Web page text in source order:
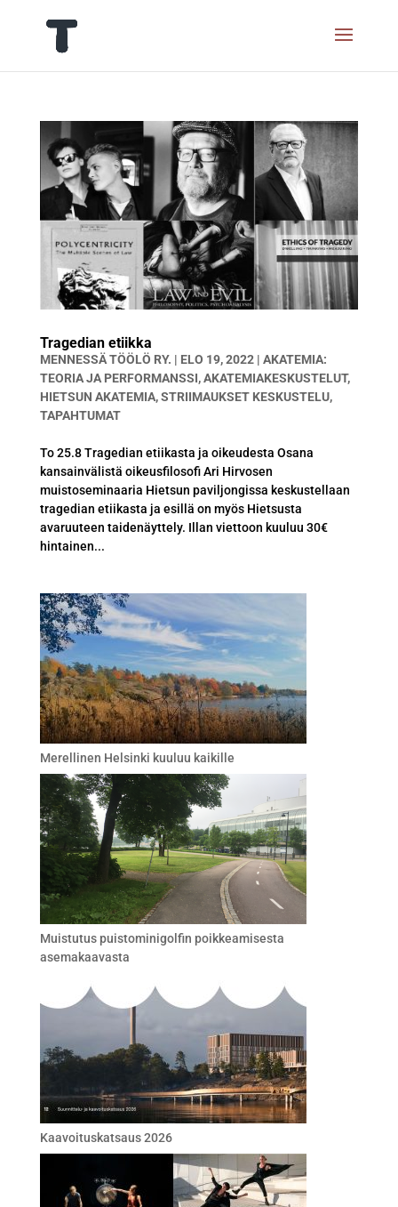
Tragedian etiikka
MENNESSÄTÖÖLÖ RY. | ELO 19, 2022| AKATEMIA:
TEORIA JA PERFORMANSSI,AKATEMIAKESKUSTELUT,
HIETSUN AKATEMIA,STRIIMAUKSET KESKUSTELU,
TAPAHTUMAT
To 25.8 Tragedian etiikasta ja oikeudesta Osana
kansainvälistä oikeusfilosofi Ari Hirvosen
muistoseminaaria Hietsun paviljongissa keskustellaan
tragedian etiikasta ja esillä on myös Hietsusta
avaruuteen taidenäyttely. Illan viettoon kuuluu 30€
hintainen...
Merellinen Helsinki kuuluu kaikille
Muistutus puistominigolfin poikkeamisesta
asemakaavasta
Kaavoituskatsaus 2026